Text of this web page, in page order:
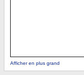
Afficher en plus grand